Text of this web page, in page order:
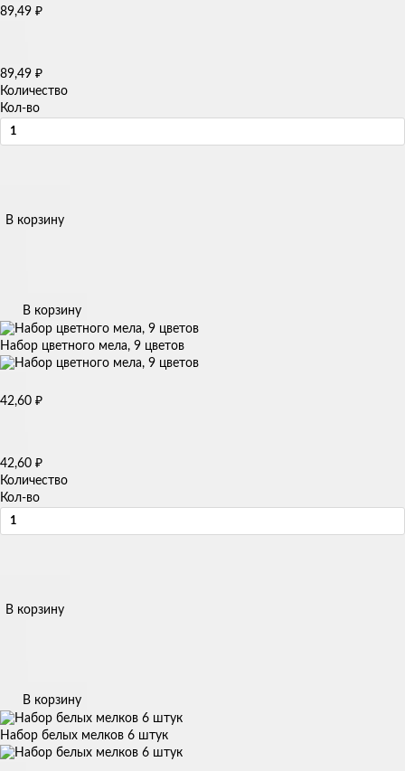
89,49 ₽
89,49 ₽
Количество
Кол-во
В корзину
В корзину
Нaбор цветного мела, 9 цветов
42,60 ₽
42,60 ₽
Количество
Кол-во
В корзину
В корзину
Набор белых мелков 6 штук